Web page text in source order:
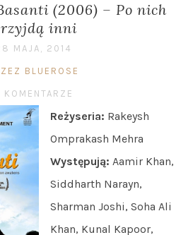
(2006) – Po nich
inni
MAJA, 2014
BLUEROSE
KOMENTARZE
Reżyseria: Rakeysh
Omprakash Mehra
Występują:Aamir Khan,
Siddharth Narayn,
Sharman Joshi, Soha Ali
Khan, Kunal Kapoor,